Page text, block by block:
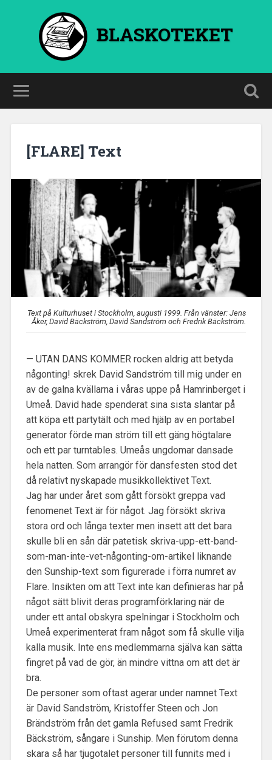
BLASKOTEKET
[FLARE] Text
Text på Kulturhuset i Stockholm, augusti 1999. Från vänster: Jens
Åker, David Bäckström, David Sandström och Fredrik Bäckström.
— UTAN DANS KOMMER rocken aldrig att betyda
någonting! skrek David Sandström till mig under en
av de galna kvällarna i våras uppe på Hamrinberget i
Umeå. David hade spenderat sina sista slantar på
att köpa ett partytält och med hjälp av en portabel
generator förde man ström till ett gäng högtalare
och ett par turntables. Umeås ungdomar dansade
hela natten. Som arrangör för dansfesten stod det
då relativt nyskapade musikkollektivet Text.
Jag har under året som gått försökt greppa vad
fenomenet Text är för något. Jag försökt skriva
stora ord och långa texter men insett att det bara
skulle bli en sån där patetisk skriva-upp-ett-band-
som-man-inte-vet-någonting-om-artikel liknande
den Sunship-text som figurerade i förra numret av
Flare. Insikten om att Text inte kan definieras har på
något sätt blivit deras programförklaring när de
under ett antal obskyra spelningar i Stockholm och
Umeå experimenterat fram något som få skulle vilja
kalla musik. Inte ens medlemmarna själva kan sätta
fingret på vad de gör, än mindre vittna om att det är
bra.
De personer som oftast agerar under namnet Text
är David Sandström, Kristoffer Steen och Jon
Brändström från det gamla Refused samt Fredrik
Bäckström, sångare i Sunship. Men förutom denna
skara så har tjugotalet personer till funnits med i